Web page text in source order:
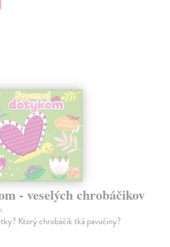
- veselých chrobáčikov
Ktorý chrobáčik tká pavučiny?